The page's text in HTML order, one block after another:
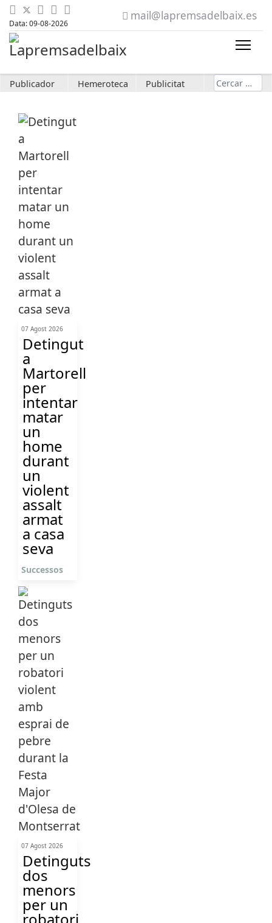
Data: 09-08-2026
mail@lapremsadelbaix.es
Publicador Hemeroteca Publicitat Cerca
07 Agost 2026
Detingut
a
Martorell
per
intentar
matar
un
home
durant
un
violent
assalt
armat
a casa
seva
Successos
07 Agost 2026
Detinguts
dos
menors
per un